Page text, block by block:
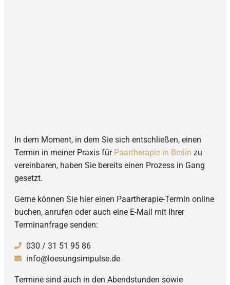
In dem Moment, in dem Sie sich entschließen, einen
Termin in meiner Praxis für Paartherapie in Berlin zu
vereinbaren, haben Sie bereits einen Prozess in Gang
gesetzt.
Gerne können Sie hier einen Paartherapie-Termin online
buchen, anrufen oder auch eine E-Mail mit Ihrer
Terminanfrage senden:
030 / 31 51 95 86
info@loesungsimpulse.de
Termine sind auch in den Abendstunden sowie